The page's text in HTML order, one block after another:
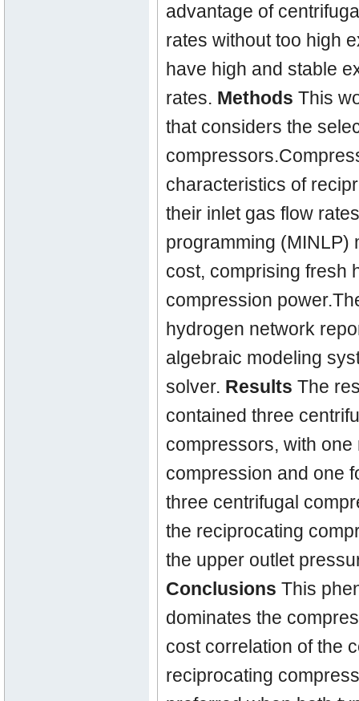
advantage of
rates without too high
have high and stable
rates. Methods This
that considers the
characteristics of
their inlet gas flow
programming (MINLP)
cost, comprising fresh
compression
hydrogen network
algebraic modeling
solver. Results The
contained three
compressors, with
compression and one
three centrifugal
the reciprocating
the upper outlet
Conclusions This
dominates the
cost correlation of the
reciprocating